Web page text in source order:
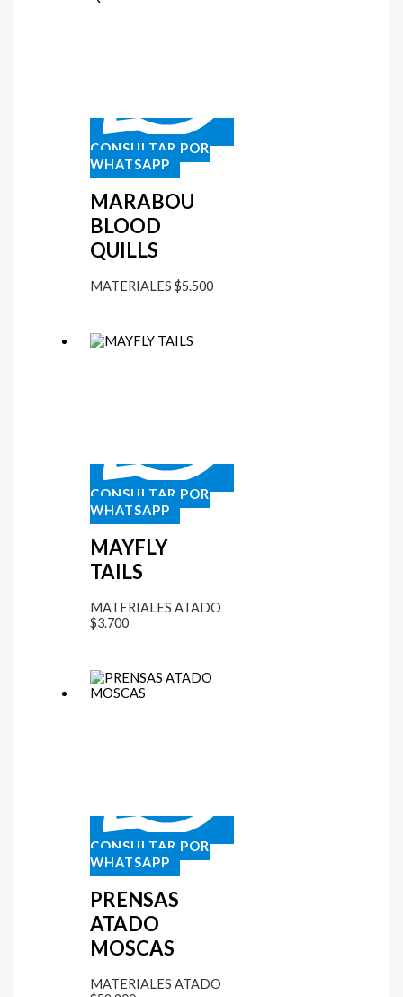
CONSULTAR POR
WHATSAPP
MARABOU
BLOOD
QUILLS
MATERIALES $5.500
CONSULTAR POR
WHATSAPP
MAYFLY
TAILS
MATERIALES ATADO
$3.700
CONSULTAR POR
WHATSAPP
PRENSAS
ATADO
MOSCAS
MATERIALES ATADO